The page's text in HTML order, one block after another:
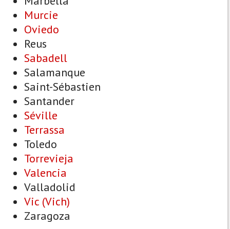
Murcie
Oviedo
Reus
Sabadell
Salamanque
Saint-Sébastien
Santander
Séville
Terrassa
Toledo
Torrevieja
Valencia
Valladolid
Vic (Vich)
Zaragoza